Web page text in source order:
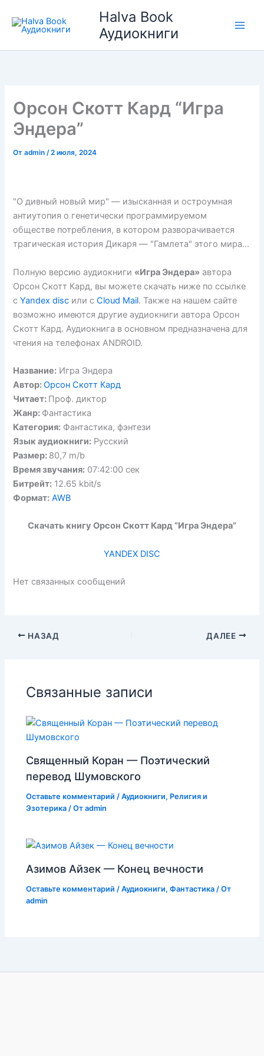
содержимому
Halva Book
Аудиокниги
Орсон Скотт Кард “Игра
Эндера”
Отadmin/2 июля, 2024
"О дивный новый мир" — изысканная и остроумная
антиутопия о генетически программируемом
обществе потребления, в котором разворачивается
трагическая история Дикаря — "Гамлета" этого мира…
Полную версию аудиокниги «Игра Эндера» автора
Орсон Скотт Кард, вы можете скачать ниже по ссылке
сYandex disc или сCloud Mail. Также на нашем сайте
возможно имеются другие аудиокниги автора Орсон
Скотт Кард. Аудиокнига в основном предназначена для
чтения на телефонах ANDROID.
Название: Игра Эндера
Автор:Орсон Скотт Кард
Читает: Проф. диктор
Жанр: Фантастика
Категория: Фантастика, фэнтези
Язык аудиокниги: Русский
Размер: 80,7 m/b
Время звучания: 07:42:00 сек
Битрейт: 12.65 kbit/s
Формат: AWB
Скачать книгу Орсон Скотт Кард “Игра Эндера”
YANDEX DISC
Нет связанных сообщений
НАЗАД ДАЛЕЕ
Связанные записи
Священный Коран — Поэтический
перевод Шумовского
Оставьте комментарий /Аудиокниги, Религия и
Эзотерика / Отadmin
Азимов Айзек — Конец вечности
Оставьте комментарий /Аудиокниги,Фантастика / От
admin